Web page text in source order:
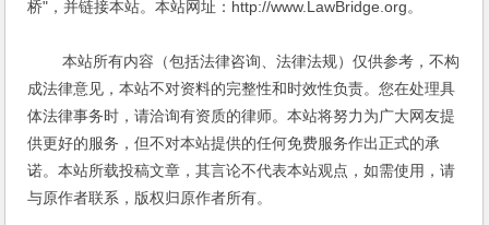
桥"，并链接本站。本站网址：http://www.LawBridge.org。
本站所有内容（包括法律咨询、法律法规）仅供参考，不构
成法律意见，本站不对资料的完整性和时效性负责。您在处理具
体法律事务时，请洽询有资质的律师。本站将努力为广大网友提
供更好的服务，但不对本站提供的任何免费服务作出正式的承
诺。本站所载投稿文章，其言论不代表本站观点，如需使用，请
与原作者联系，版权归原作者所有。